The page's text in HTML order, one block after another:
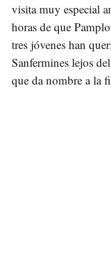
visita muy especial
horas de que
tres jóvenes han
Sanfermines lejos
que da nombre a la